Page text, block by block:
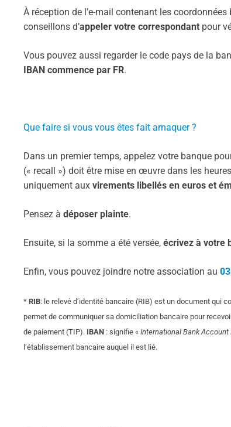
À réception de l’e-mail contenant les
conseillons d’appeler votre correspondant pour
Vous pouvez aussi regarder le code pays de la
IBAN commence par FR.
Que faire si vous vous êtes fait arnaquer ?
Dans un premier temps, appelez votre banque
(« recall ») doit être mise en œuvre dans les
uniquement aux virements libellés en euros et
Pensez à déposer plainte.
Ensuite, si la somme a été versée, écrivez à votre
Enfin, vous pouvez joindre notre association au
* RIB: le relevé d’identité bancaire (RIB) est un document qui
permet de communiquer sa domiciliation bancaire pour
de paiement (TIP). IBAN : signifie « International Bank Account
l’établissement bancaire auquel il est lié.